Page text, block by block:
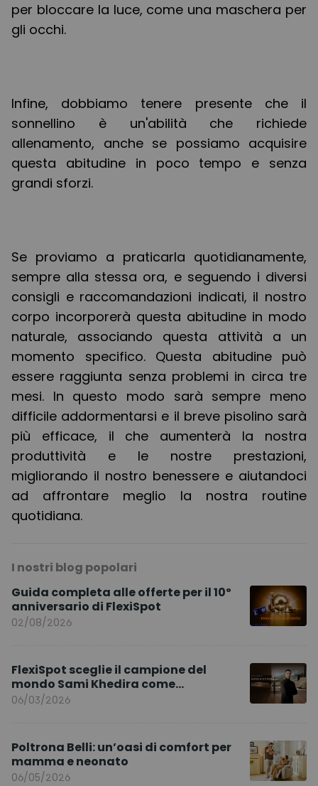
per bloccare la luce, come una maschera per
gli occhi.
Infine, dobbiamo tenere presente che il
sonnellino è un'abilità che richiede
allenamento, anche se possiamo acquisire
questa abitudine in poco tempo e senza
grandi sforzi.
Se proviamo a praticarla quotidianamente,
sempre alla stessa ora, e seguendo i diversi
consigli e raccomandazioni indicati, il nostro
corpo incorporerà questa abitudine in modo
naturale, associando questa attività a un
momento specifico. Questa abitudine può
essere raggiunta senza problemi in circa tre
mesi. In questo modo sarà sempre meno
difficile addormentarsi e il breve pisolino sarà
più efficace, il che aumenterà la nostra
produttività e le nostre prestazioni,
migliorando il nostro benessere e aiutandoci
ad affrontare meglio la nostra routine
quotidiana.
I nostri blog popolari
Guida completa alle offerte per il 10º
anniversario di FlexiSpot
02/08/2026
FlexiSpot sceglie il campione del
mondo Sami Khedira come
ambasciatore del marchio per l’Europa
06/03/2026
Poltrona Belli: un’oasi di comfort per
mamma e neonato
06/05/2026